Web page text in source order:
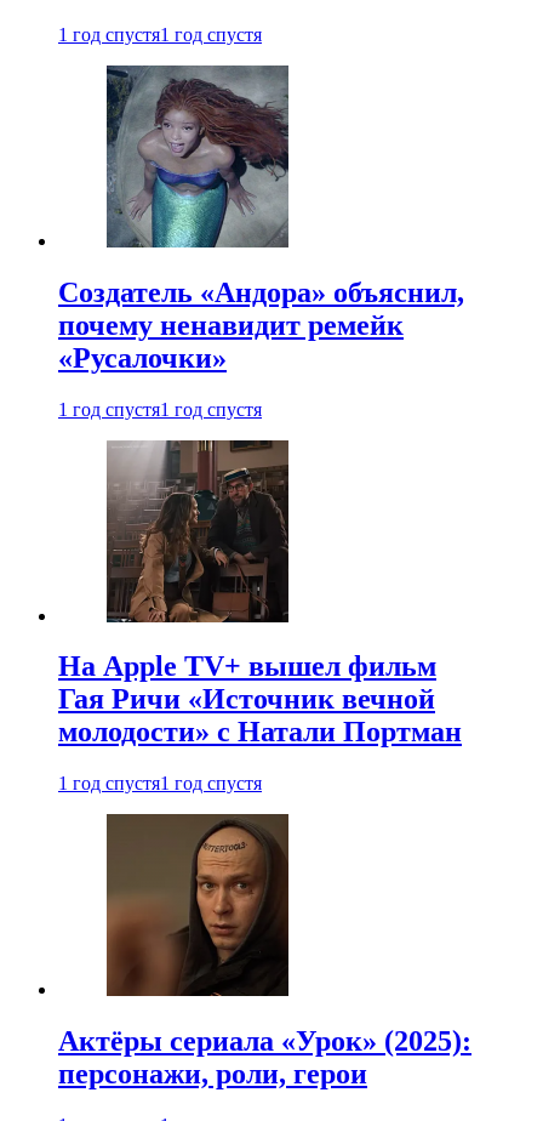
1 год спустя1 год спустя
Создатель «Андора» объяснил,
почему ненавидит ремейк
«Русалочки»
1 год спустя1 год спустя
На Apple TV+ вышел фильм
Гая Ричи «Источник вечной
молодости» с Натали Портман
1 год спустя1 год спустя
Актёры сериала «Урок» (2025):
персонажи, роли, герои